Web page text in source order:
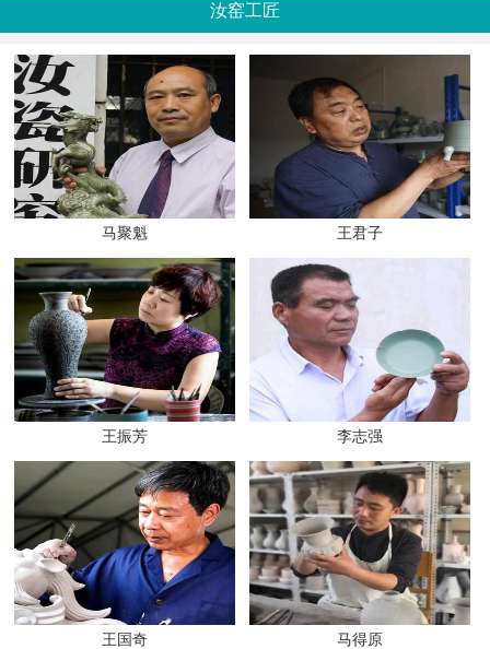
汝窑工匠
马聚魁 王君子
王振芳 李志强
王国奇 马得原